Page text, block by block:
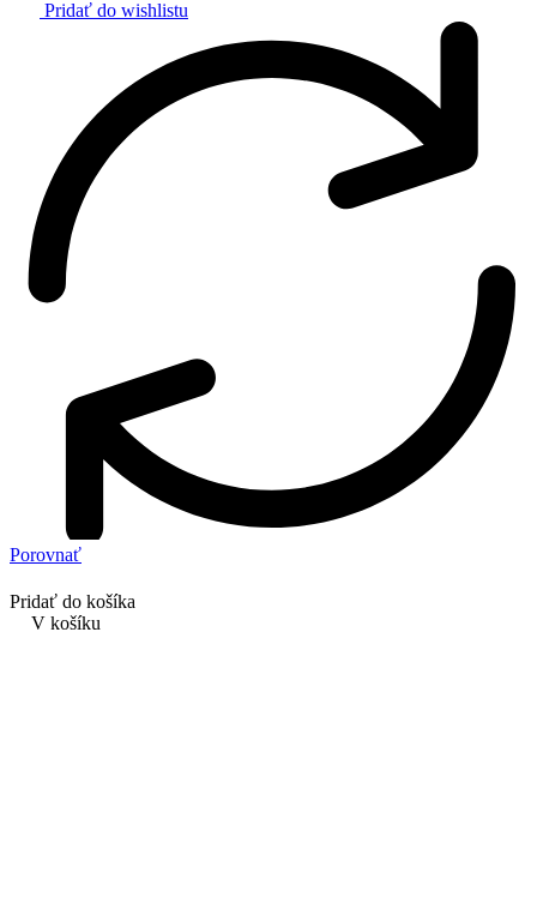
Pridať do wishlistu
Porovnať
Pridať do košíka
V košíku